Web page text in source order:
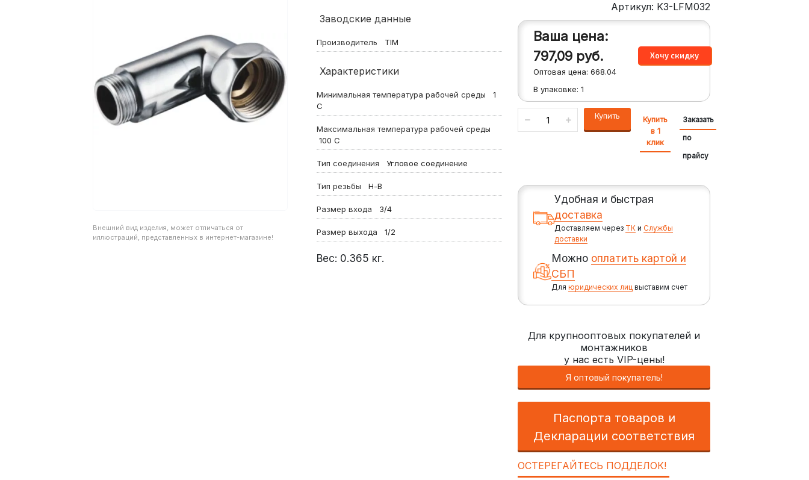
Внешний вид изделия, может отличаться от
иллюстраций, представленных в интернет-магазине!
Заводские данные
Производитель TIM
Характеристики
Минимальная температура рабочей среды
1
С
Максимальная температура рабочей среды
100 С
Тип соединения Угловое соединение
Тип резьбы Н-В
Размер входа 3/4
Размер выхода 1/2
Вес: 0.365 кг.
Артикул: K3-LFM032
Ваша цена:
797,09 руб.
Оптовая цена:668.04
В упаковке:1
Купить
Купить
в 1
клик
Заказать
по
прайсу
Удобная и быстрая
доставка
Доставляем через ТКи Службы
доставки
Можно оплатить картой и
СБП
Для юридических лицвыставим счет
Для крупнооптовых покупателей и
монтажников
у нас есть VIP-цены!
Я оптовый покупатель!
Паспорта товаров и
Декларации соответствия
ОСТЕРЕГАЙТЕСЬ ПОДДЕЛОК!